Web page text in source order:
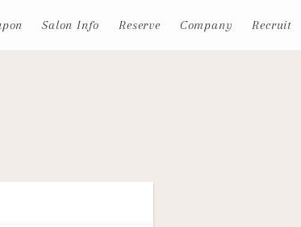
Salon Info Reserve Company Recruit